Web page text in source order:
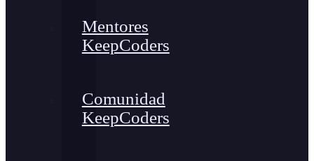
Mentores
KeepCoders
Comunidad
KeepCoders